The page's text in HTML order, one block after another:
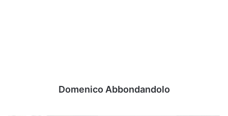
Domenico Abbondandolo